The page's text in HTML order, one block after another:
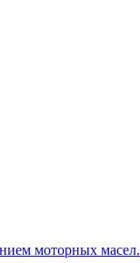
моторных масел.